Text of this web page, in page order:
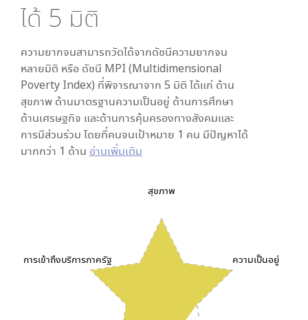
ได้ 5 มิติ
ความยากจนสามารถวัดได้จากดัชนีความยากจน
หลายมิติ หรือ ดัชนี MPI (Multidimensional
Poverty Index) ที่พิจารณาจาก 5 มิติ ได้แก่ ด้าน
สุขภาพ ด้านมาตรฐานความเป็นอยู่ ด้านการศึกษา
ด้านเศรษฐกิจ และด้านการคุ้มครองทางสังคมและ
การมีส่วนร่วม โดยที่คนจนเป้าหมาย 1 คน มีปัญหาได้
มากกว่า 1 ด้าน อ่านเพิ่มเติม
สุขภาพ
ความเป็นอยู่
การเข้าถึงบริการภาครัฐ